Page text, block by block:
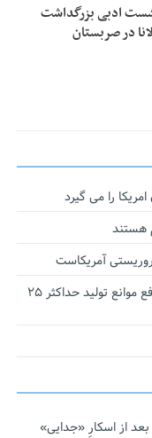
ادبی بزرگداشت
در صربستان
را می گیرد
هستند
آمریکاست
سخنگوی کمیسیون اقتصادی مجلس: قانون رفع موانع تولید حداکثر ۲۵
در آیینه است/ ۱۴ سال بعد از اسکارِ «جدایی»